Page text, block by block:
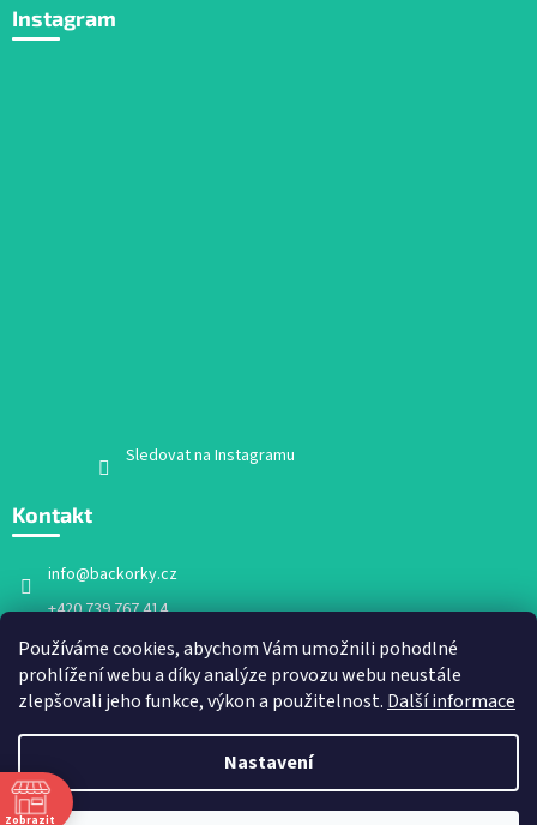
Používáme cookies, abychom Vám umožnili pohodlné
prohlížení webu a díky analýze provozu webu neustále
zlepšovali jeho funkce, výkon a použitelnost. Další informace
Nastavení
Instagram
Sledovat na Instagramu
Kontakt
info@backorky.cz
+420 739 767 414
Facebook
backorky.cz
Vytvořil Shoptet
Zobrazit